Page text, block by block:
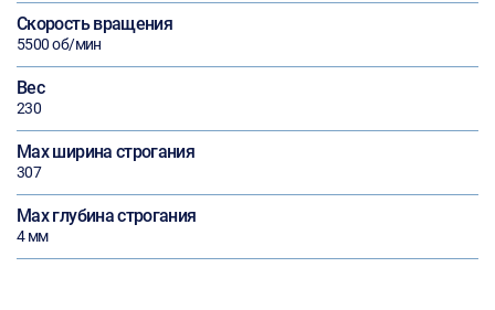
Скорость вращения
5500 об/мин
Вес
230
Max ширина строгания
307
Max глубина строгания
4 мм